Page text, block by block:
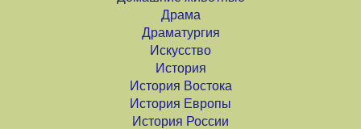
Драма
Драматургия
Искусство
История
История Востока
История Европы
История России